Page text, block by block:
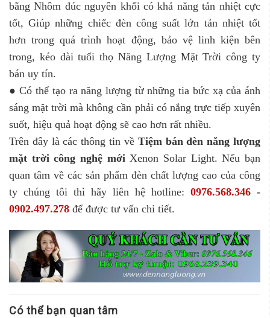
bằng Nhôm đúc nguyên khối có khả năng tản nhiệt cực
tốt, Giúp những chiếc đèn công suất lớn tản nhiệt tốt
hơn trong quá trình hoạt động, bảo vệ linh kiện bên
trong, kéo dài tuổi thọ Năng Lượng Mặt Trời công ty
bán uy tín.
● Có thể tạo ra năng lượng từ những tia bức xạ của ánh
sáng mặt trời mà không cần phải có nắng trực tiếp xuyên
suốt, hiệu quả hoạt động sẽ cao hơn rất nhiều.
Trên đây là các thông tin về Tiệm bán đèn năng lượng
mặt trời công nghệ mới Xenon Solar Light. Nếu bạn
quan tâm về các sản phẩm đèn chất lượng cao của công
ty chúng tôi thì hãy liên hệ hotline: 0976.568.346 -
0902.497.278 để được tư vấn chi tiết.
Có thể bạn quan tâm